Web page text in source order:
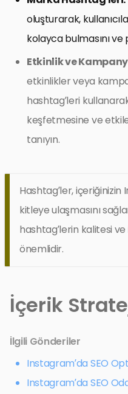
oluşturarak,
kolayca bulmasını ve
Etkinlik ve
etkinlikler veya
hashtag’leri
keşfetmesine ve
tanıyın.
Hashtag’ler,
kitleye ulaşmasını
hashtag’lerin kalitesi
önemlidir.
İçerik
İlgili Gönderiler
Instagram’da SEO
Instagram’da SEO